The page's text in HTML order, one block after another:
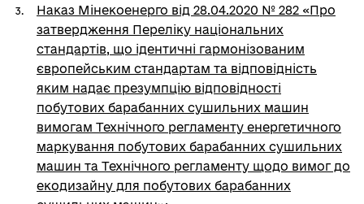
Наказ Мінекоенерго від 28.04.2020 № 282 «Про
затвердження Переліку національних
стандартів, що ідентичні гармонізованим
європейським стандартам та відповідність
яким надає презумпцію відповідності
побутових барабанних сушильних машин
вимогам Технічного регламенту енергетичного
маркування побутових барабанних сушильних
машин та Технічного регламенту щодо вимог до
екодизайну для побутових барабанних